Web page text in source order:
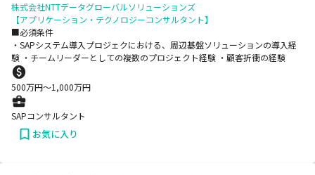
株式会社NTTデータグローバルソリューションズ
【アプリケーション・テクノロジーコンサルタント】
■必須条件
・SAPシステム導入プロジェクにおける、周辺基盤ソリューションの導入経
験 ・チームリーダーとしての複数のプロジェクト経験 ・顧客折衝の経験
500万円〜1,000万円
SAPコンサルタント
お気に入り